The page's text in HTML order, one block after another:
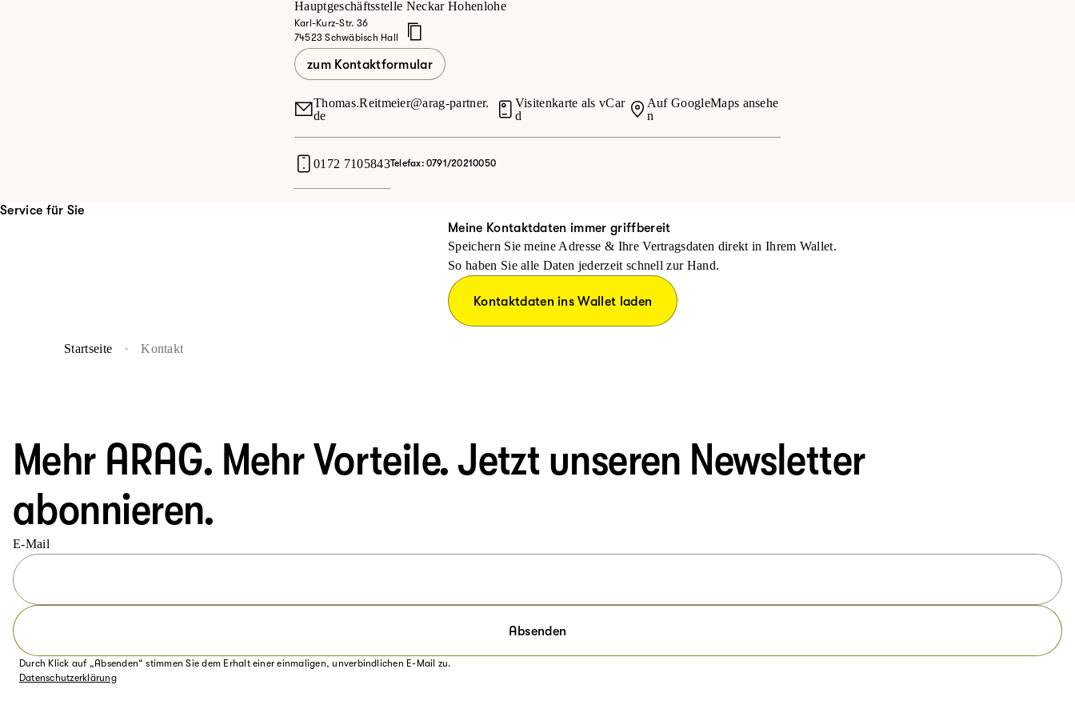
Hauptgeschäftsstelle Neckar Hohenlohe
Karl-Kurz-Str. 36
74523 Schwäbisch Hall
zum Kontaktformular
Thomas.Reitmeier@arag-partner.
de
Visitenkarte als vCar
d
Auf GoogleMaps ansehe
n
0172 7105843Telefax: 0791/20210050
Service für Sie
Meine Kontaktdaten immer griffbereit
Speichern Sie meine Adresse & Ihre Vertragsdaten direkt in Ihrem Wallet.
So haben Sie alle Daten jederzeit schnell zur Hand.
Kontaktdaten ins Wallet laden
Startseite Kontakt
Mehr ARAG. Mehr Vorteile. Jetzt unseren Newsletter
abonnieren.
E-Mail
Absenden
Durch Klick auf „Absenden“ stimmen Sie dem Erhalt einer einmaligen, unverbindlichen E-Mail zu.
Datenschutzerklärung